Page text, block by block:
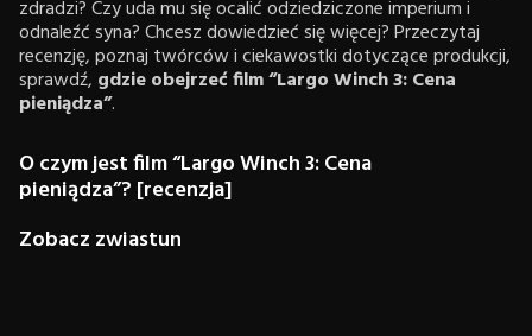
zdradzi? Czy uda mu się ocalić odziedziczone imperium i
odnaleźć syna? Chcesz dowiedzieć się więcej? Przeczytaj
recenzję, poznaj twórców i ciekawostki dotyczące produkcji,
sprawdź, gdzie obejrzeć film “Largo Winch 3: Cena
pieniądza”.
O czym jest film “Largo Winch 3: Cena
pieniądza”? [recenzja]
Zobacz zwiastun